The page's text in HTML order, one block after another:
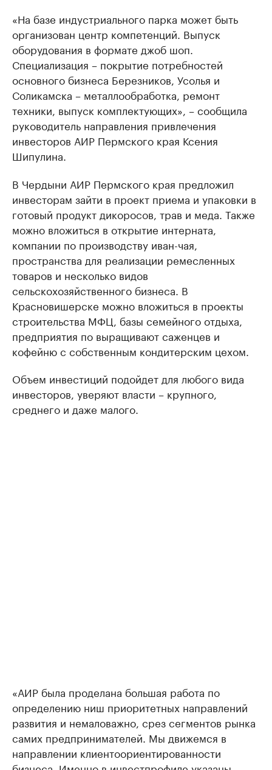
«На базе индустриального парка может быть
организован центр компетенций. Выпуск
оборудования в формате джоб шоп.
Специализация – покрытие потребностей
основного бизнеса Березников, Усолья и
Соликамска – металлообработка, ремонт
техники, выпуск комплектующих», – сообщила
руководитель направления привлечения
инвесторов АИР Пермского края Ксения
Шипулина.
В Чердыни АИР Пермского края предложил
инвесторам зайти в проект приема и упаковки в
готовый продукт дикоросов, трав и меда. Также
можно вложиться в открытие интерната,
компании по производству иван-чая,
пространства для реализации ремесленных
товаров и несколько видов
сельскохозяйственного бизнеса. В
Красновишерске можно вложиться в проекты
строительства МФЦ, базы семейного отдыха,
предприятия по выращивают саженцев и
кофейню с собственным кондитерским цехом.
Объем инвестиций подойдет для любого вида
инвесторов, уверяют власти – крупного,
среднего и даже малого.
«АИР была проделана большая работа по
определению ниш приоритетных направлений
развития и немаловажно, срез сегментов рынка
самих предпринимателей. Мы движемся в
направлении клиентоориентированности